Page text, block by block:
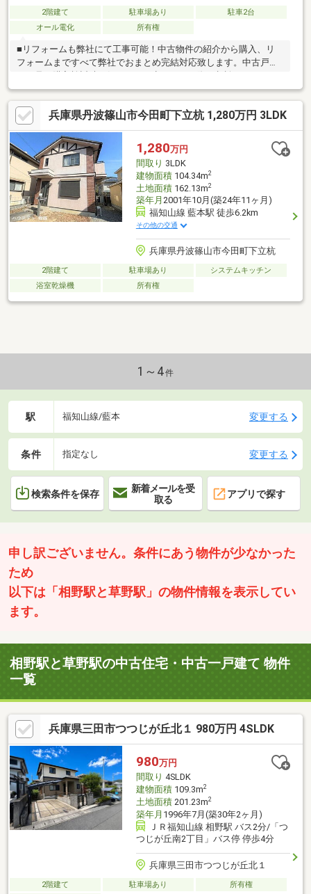
2階建て 駐車場あり
駐車2台
オール電化
所有権
■リフォームも弊社にて工事可能！中古物件の紹介から購入、リ
フォームまですべて弊社でおまとめ完結対応致します。中古戸建
■当社ネット掲載以外の物件もご紹介できます。お気軽にお問合
せ下さい♪(1)将来、転勤・転職の可能性がある(2)ローンをいくら
組んでいいかわからない。。(3)見つくしたので、未公開物件を知
りたい(4)その他、お客様に合わせて対応いたします。初めての方
も、他社様でご相談中の方も、間違いない住宅選びをするために
一度ご相談ください。
兵庫県丹波篠山市今田町下立杭 1,280万円 3LDK
1,280万円
間取り 3LDK
建物面積104.34m2
土地面積162.13m2
築年月 2001年10月(築24年11ヶ月)
福知山線 藍本駅 徒歩6.2km
その他の交通
兵庫県丹波篠山市今田町下立杭
2階建て 駐車場あり
システムキッチン
浴室乾燥機
所有権
1～4件
駅 福知山線/藍本 変更する
条件 指定なし 変更する
検索条件を保存
新着メールを受
取る
アプリで探す
申し訳ございません。条件にあう物件が少なかった
ため
以下は「相野駅と草野駅」の物件情報を表示してい
ます。
相野駅と草野駅の中古住宅・中古一戸建て 物件
一覧
兵庫県三田市つつじが丘北１ 980万円 4SLDK
980万円
間取り 4SLDK
建物面積109.3m2
土地面積201.23m2
築年月 1996年7月(築30年2ヶ月)
ＪＲ福知山線 相野駅 バス2分/「つ
つじが丘南2丁目」バス停 停歩4分
兵庫県三田市つつじが丘北１
2階建て 駐車場あり
所有権